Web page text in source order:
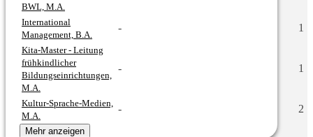
BWL, M.A.
International
Management, B.A.
- 1
Kita-Master - Leitung
frühkindlicher
Bildungseinrichtungen,
M.A.
- 1
Kultur-Sprache-Medien,
M.A.
- 2
Mehr anzeigen